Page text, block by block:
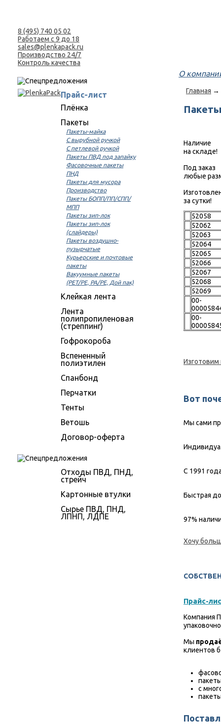
8 (495) 740 05 02
Работаем с 9 до 18
sales@plenkapack.ru
Производство 24/7
Контроль качества
О
Прайс-лист
Плёнка
Пакеты
Пакеты-майка
С вырубной ручкой
С петлевой ручкой
Пакеты ПВД под запайку
Фасовочные пакеты
ПНД
Пакеты для мусора
Производство
Пакеты БОПП/ПП/СПП/
МПП
Пакеты зип-лок
Пакеты зип-лок
(слайдеры)
Пакеты воздушно-
пузырчатые
Курьерские и почтовые
пакеты
Вакуумные пакеты
(PET/PE, PA/PE, Дой пак)
Клейкая лента
Лента
полипропиленовая
(стреппинг)
Гофрокороба
Вспененный
полиэтилен
Спанбонд
Перчатки
Тенты
Ветошь
Договор-оферта
Отходы ПВД, ПНД,
стрейч
Картонные втулки
Сырье ПВД, ПНД,
ЛПНП, ЛДПЕ
Главная →
Наличие
на складе!
Под заказ
любые
за сутки!
52058
52062
52063
52064
52065
52066
52067
52068
52069
00-
00-
Вот
Мы сами
С 1991
Быстрая
97%
Хочу
Прайс-
Компания
Мы
клиентов
с